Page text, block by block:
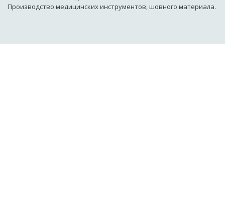
Производство медицинских инструментов, шовного материала.